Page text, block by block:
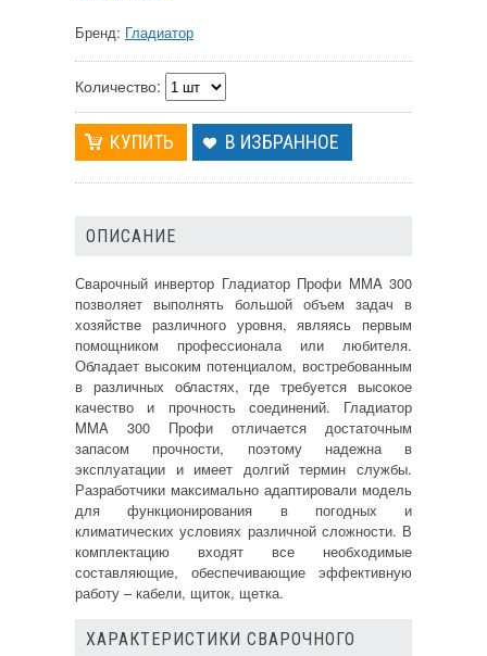
Бренд: Гладиатор
Количество:
В ИЗБРАННОЕ
ОПИСАНИЕ
Сварочный инвертор Гладиатор Профи MMA 300
позволяет выполнять большой объем задач в
хозяйстве различного уровня, являясь первым
помощником профессионала или любителя.
Обладает высоким потенциалом, востребованным
в различных областях, где требуется высокое
качество и прочность соединений. Гладиатор
MMA 300 Профи отличается достаточным
запасом прочности, поэтому надежна в
эксплуатации и имеет долгий термин службы.
Разработчики максимально адаптировали модель
для функционирования в погодных и
климатических условиях различной сложности. В
комплектацию входят все необходимые
составляющие, обеспечивающие эффективную
работу – кабели, щиток, щетка.
ХАРАКТЕРИСТИКИ СВАРОЧНОГО